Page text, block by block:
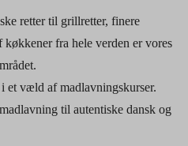
retter til grillretter, finere
fra hele verden er vores
et væld af madlavningskurser.
madlavning til autentiske dansk og